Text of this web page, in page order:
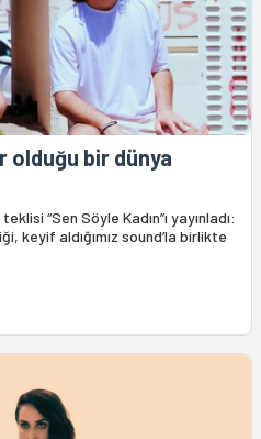
olduğu bir dünya
“Sen Söyle Kadın”ı yayınladı:
keyif aldığımız sound’la birlikte